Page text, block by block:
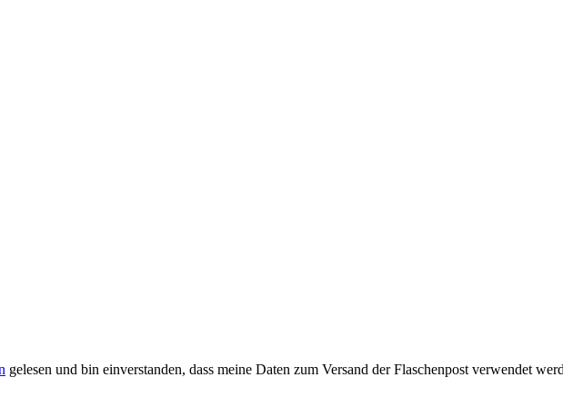
gelesen und bin einverstanden, dass meine Daten zum Versand der Flaschenpost verwendet